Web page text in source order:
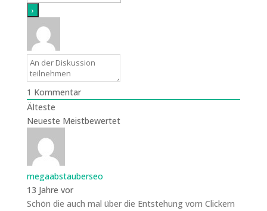
1 Kommentar
Älteste
Neueste Meistbewertet
megaabstauberseo
13 Jahre vor
Schön die auch mal über die Entstehung vom Clickern